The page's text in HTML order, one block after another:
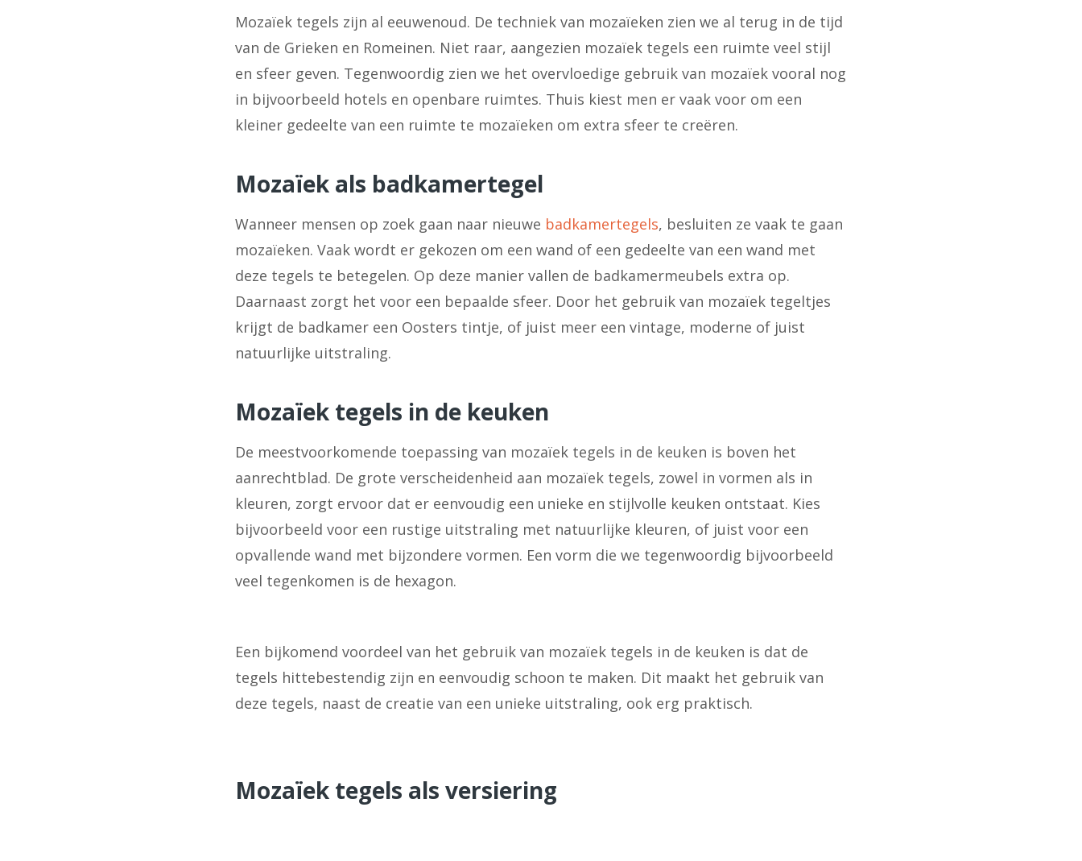
Mozaïek tegels zijn al eeuwenoud. De techniek van mozaïeken zien we al terug in de tijd
van de Grieken en Romeinen. Niet raar, aangezien mozaïek tegels een ruimte veel stijl
en sfeer geven. Tegenwoordig zien we het overvloedige gebruik van mozaïek vooral nog
in bijvoorbeeld hotels en openbare ruimtes. Thuis kiest men er vaak voor om een
kleiner gedeelte van een ruimte te mozaïeken om extra sfeer te creëren.
Mozaïek als badkamertegel
Wanneer mensen op zoek gaan naar nieuwe badkamertegels, besluiten ze vaak te gaan
mozaïeken. Vaak wordt er gekozen om een wand of een gedeelte van een wand met
deze tegels te betegelen. Op deze manier vallen de badkamermeubels extra op.
Daarnaast zorgt het voor een bepaalde sfeer. Door het gebruik van mozaïek tegeltjes
krijgt de badkamer een Oosters tintje, of juist meer een vintage, moderne of juist
natuurlijke uitstraling.
Mozaïek tegels in de keuken
De meestvoorkomende toepassing van mozaïek tegels in de keuken is boven het
aanrechtblad. De grote verscheidenheid aan mozaïek tegels, zowel in vormen als in
kleuren, zorgt ervoor dat er eenvoudig een unieke en stijlvolle keuken ontstaat. Kies
bijvoorbeeld voor een rustige uitstraling met natuurlijke kleuren, of juist voor een
opvallende wand met bijzondere vormen. Een vorm die we tegenwoordig bijvoorbeeld
veel tegenkomen is de hexagon.
Een bijkomend voordeel van het gebruik van mozaïek tegels in de keuken is dat de
tegels hittebestendig zijn en eenvoudig schoon te maken. Dit maakt het gebruik van
deze tegels, naast de creatie van een unieke uitstraling, ook erg praktisch.
Mozaïek tegels als versiering